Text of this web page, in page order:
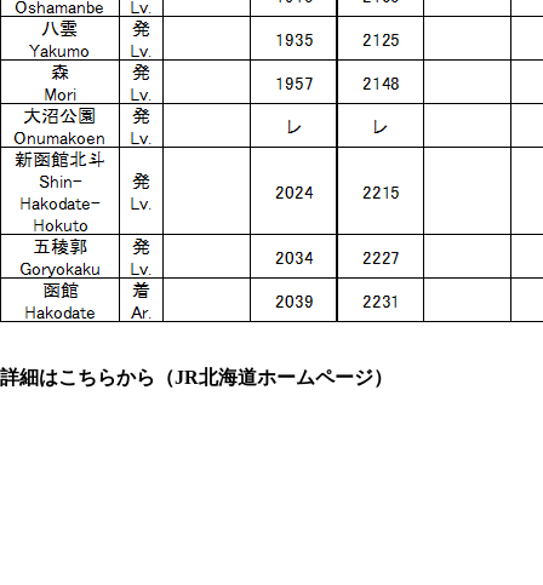
詳細はこちらから（JR北海道ホームページ）